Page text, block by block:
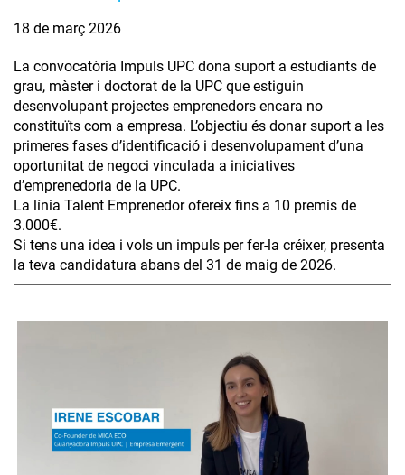
18 de març 2026
La convocatòria Impuls UPC dona suport a estudiants de
grau, màster i doctorat de la UPC que estiguin
desenvolupant projectes emprenedors encara no
constituïts com a empresa. L’objectiu és donar suport a les
primeres fases d’identificació i desenvolupament d’una
oportunitat de negoci vinculada a iniciatives
d’emprenedoria de la UPC.
La línia Talent Emprenedor ofereix fins a 10 premis de
3.000€.
Si tens una idea i vols un impuls per fer-la créixer, presenta
la teva candidatura abans del 31 de maig de 2026.